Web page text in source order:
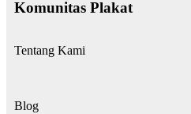
Komunitas Plakat
Tentang Kami
Blog